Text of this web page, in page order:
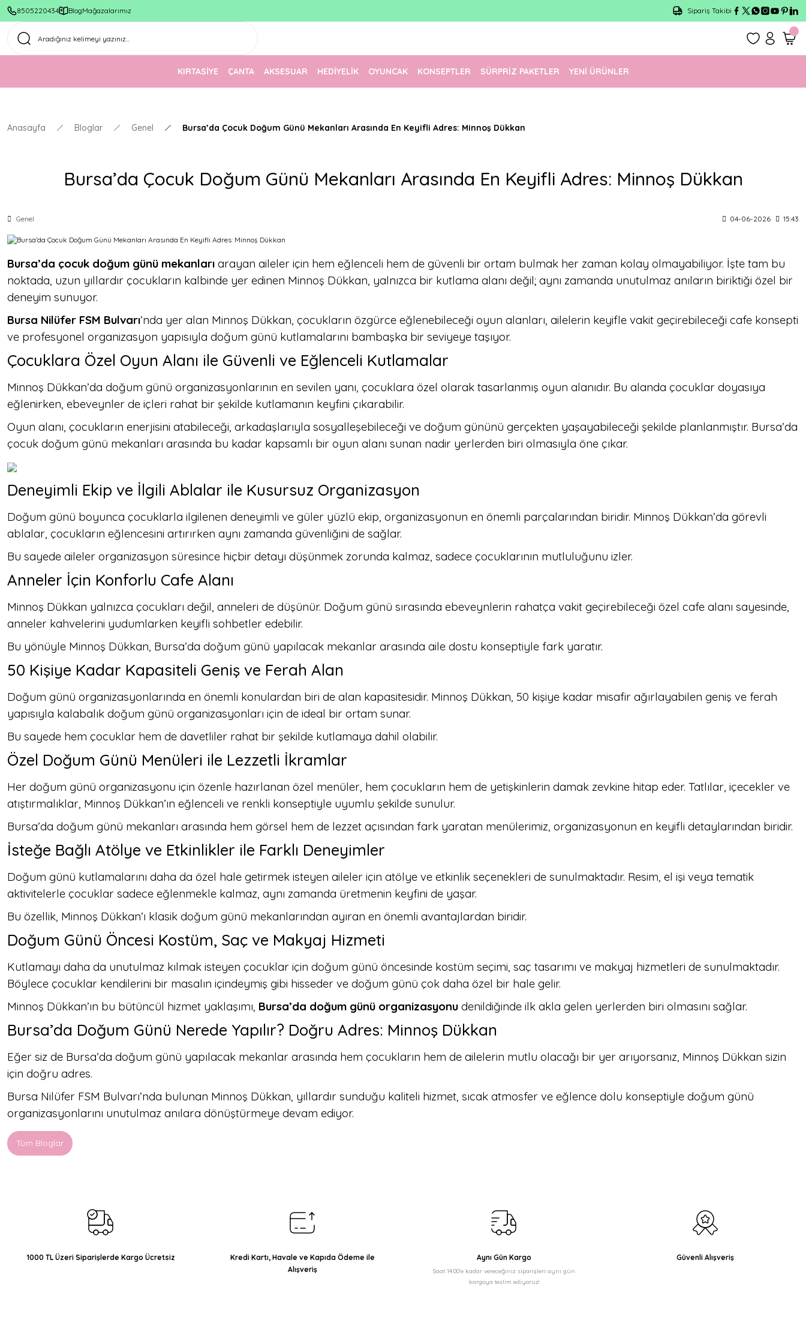
8505220434 BlogMağazalarımız
1500 TL Üzeri Ücretsiz Kargo
Sipariş Takibi
KIRTASİYE ÇANTA AKSESUAR HEDİYELİK OYUNCAK KONSEPTLER SÜRPRİZ PAKETLER YENİ ÜRÜNLER
Anasayfa Bloglar Genel Bursa’da Çocuk Doğum Günü Mekanları Arasında En Keyifli Adres: Minnoş Dükkan
Bursa’da Çocuk Doğum Günü Mekanları Arasında En Keyifli Adres: Minnoş Dükkan
Genel 04-06-2026 15:43
Bursa’da çocuk doğum günü mekanları arayan aileler için hem eğlenceli hem de güvenli bir ortam bulmak her zaman kolay olmayabiliyor. İşte tam bu
noktada, uzun yıllardır çocukların kalbinde yer edinen Minnoş Dükkan, yalnızca bir kutlama alanı değil; aynı zamanda unutulmaz anıların biriktiği özel bir
deneyim sunuyor.
Bursa Nilüfer FSM Bulvarı’nda yer alan Minnoş Dükkan, çocukların özgürce eğlenebileceği oyun alanları, ailelerin keyifle vakit geçirebileceği cafe konsepti
ve profesyonel organizasyon yapısıyla doğum günü kutlamalarını bambaşka bir seviyeye taşıyor.
Çocuklara Özel Oyun Alanı ile Güvenli ve Eğlenceli Kutlamalar
Minnoş Dükkan’da doğum günü organizasyonlarının en sevilen yanı, çocuklara özel olarak tasarlanmış oyun alanıdır. Bu alanda çocuklar doyasıya
eğlenirken, ebeveynler de içleri rahat bir şekilde kutlamanın keyfini çıkarabilir.
Oyun alanı, çocukların enerjisini atabileceği, arkadaşlarıyla sosyalleşebileceği ve doğum gününü gerçekten yaşayabileceği şekilde planlanmıştır. Bursa’da
çocuk doğum günü mekanları arasında bu kadar kapsamlı bir oyun alanı sunan nadir yerlerden biri olmasıyla öne çıkar.
Deneyimli Ekip ve İlgili Ablalar ile Kusursuz Organizasyon
Doğum günü boyunca çocuklarla ilgilenen deneyimli ve güler yüzlü ekip, organizasyonun en önemli parçalarından biridir. Minnoş Dükkan’da görevli
ablalar, çocukların eğlencesini artırırken aynı zamanda güvenliğini de sağlar.
Bu sayede aileler organizasyon süresince hiçbir detayı düşünmek zorunda kalmaz, sadece çocuklarının mutluluğunu izler.
Anneler İçin Konforlu Cafe Alanı
Minnoş Dükkan yalnızca çocukları değil, anneleri de düşünür. Doğum günü sırasında ebeveynlerin rahatça vakit geçirebileceği özel cafe alanı sayesinde,
anneler kahvelerini yudumlarken keyifli sohbetler edebilir.
Bu yönüyle Minnoş Dükkan, Bursa’da doğum günü yapılacak mekanlar arasında aile dostu konseptiyle fark yaratır.
50 Kişiye Kadar Kapasiteli Geniş ve Ferah Alan
Doğum günü organizasyonlarında en önemli konulardan biri de alan kapasitesidir. Minnoş Dükkan, 50 kişiye kadar misafir ağırlayabilen geniş ve ferah
yapısıyla kalabalık doğum günü organizasyonları için de ideal bir ortam sunar.
Bu sayede hem çocuklar hem de davetliler rahat bir şekilde kutlamaya dahil olabilir.
Özel Doğum Günü Menüleri ile Lezzetli İkramlar
Her doğum günü organizasyonu için özenle hazırlanan özel menüler, hem çocukların hem de yetişkinlerin damak zevkine hitap eder. Tatlılar, içecekler ve
atıştırmalıklar, Minnoş Dükkan’ın eğlenceli ve renkli konseptiyle uyumlu şekilde sunulur.
Bursa’da doğum günü mekanları arasında hem görsel hem de lezzet açısından fark yaratan menülerimiz, organizasyonun en keyifli detaylarından biridir.
İsteğe Bağlı Atölye ve Etkinlikler ile Farklı Deneyimler
Doğum günü kutlamalarını daha da özel hale getirmek isteyen aileler için atölye ve etkinlik seçenekleri de sunulmaktadır. Resim, el işi veya tematik
aktivitelerle çocuklar sadece eğlenmekle kalmaz, aynı zamanda üretmenin keyfini de yaşar.
Bu özellik, Minnoş Dükkan’ı klasik doğum günü mekanlarından ayıran en önemli avantajlardan biridir.
Doğum Günü Öncesi Kostüm, Saç ve Makyaj Hizmeti
Kutlamayı daha da unutulmaz kılmak isteyen çocuklar için doğum günü öncesinde kostüm seçimi, saç tasarımı ve makyaj hizmetleri de sunulmaktadır.
Böylece çocuklar kendilerini bir masalın içindeymiş gibi hisseder ve doğum günü çok daha özel bir hale gelir.
Minnoş Dükkan’ın bu bütüncül hizmet yaklaşımı, Bursa’da doğum günü organizasyonu denildiğinde ilk akla gelen yerlerden biri olmasını sağlar.
Bursa’da Doğum Günü Nerede Yapılır? Doğru Adres: Minnoş Dükkan
Eğer siz de Bursa’da doğum günü yapılacak mekanlar arasında hem çocukların hem de ailelerin mutlu olacağı bir yer arıyorsanız, Minnoş Dükkan sizin
için doğru adres.
Bursa Nilüfer FSM Bulvarı’nda bulunan Minnoş Dükkan, yıllardır sunduğu kaliteli hizmet, sıcak atmosfer ve eğlence dolu konseptiyle doğum günü
organizasyonlarını unutulmaz anılara dönüştürmeye devam ediyor.
Tüm Bloglar
1000 TL Üzeri Siparişlerde Kargo Ücretsiz
Kredi Kartı, Havale ve Kapıda Ödeme ile
Alışveriş
Aynı Gün Kargo
Saat 14:00'e kadar vereceğiniz siparişleri aynı gün
kargoya teslim ediyoruz!
Güvenli Alışveriş